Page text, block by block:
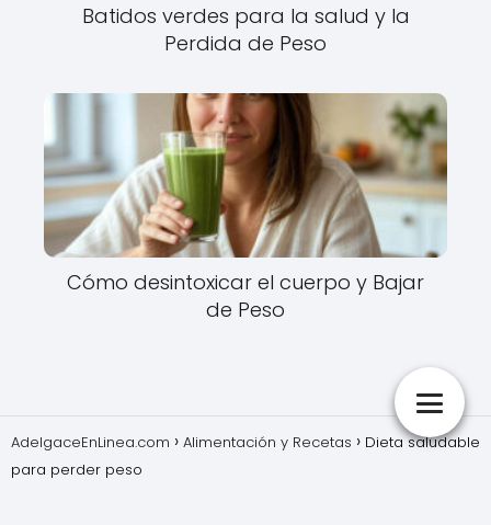
Batidos verdes para la salud y la
Perdida de Peso
Cómo desintoxicar el cuerpo y Bajar
de Peso
AdelgaceEnLinea.com Alimentación y Recetas
Dieta saludable
para perder peso